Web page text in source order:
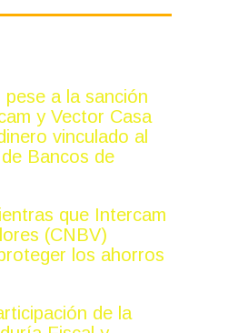
pese a la sanción
y Vector Casa
vinculado al
Bancos de
que Intercam
(CNBV)
los ahorros
de la